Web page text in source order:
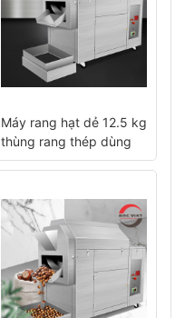
Máy rang hạt dẻ 12.5 kg
thùng rang thép dùng
gas